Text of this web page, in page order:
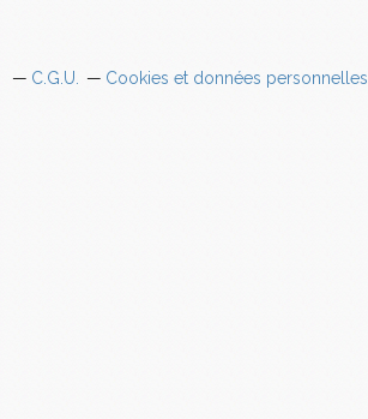
C.G.U. Cookies et données personnelles